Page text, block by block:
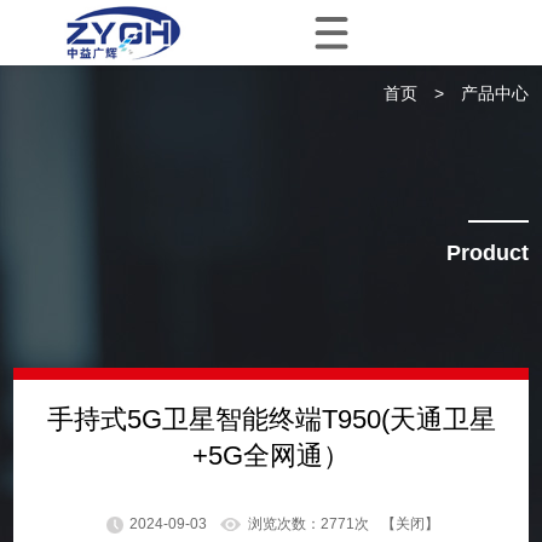
首页> 产品中心
Product
手持式5G卫星智能终端T950(天通卫星
+5G全网通）
2024-09-03 浏览次数： 2771次 【关闭】